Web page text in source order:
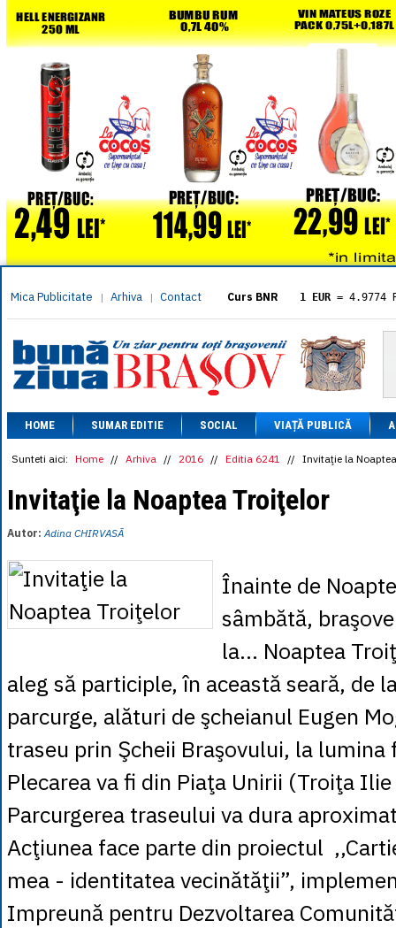
Mica Publicitate | Arhiva | Contact Curs BNR 1 EUR = 4.9774
= 5.8304
1 XAU= 464.4611
1 AED= 1.1933
1 AUD= 2.7957
1 BGN= 2.5449
1 CAD= 3.1559
1 CHF= 5.2813
1 CNY= 0.6015
1 DKK
1 EGP
1 MDL= 0.2538
= 0.2227
1 NOK = 0.4191
1 NZD
= 2.6097
1 PLN= 1.1646
1 RSD
= 0.0425
1 RUB= 0.0530
1 SEK= 0.4526
1 TRY= 0.1141
1 UAH= 0.1048
1 XDR = 5.9383
1 ZAR= 0.2318
HOME SUMAR EDITIE SOCIAL VIAȚĂ PUBLICĂ
Sunteti aici: Home // Arhiva // 2016 // Editia 6241 // Invitaţie la
Invitaţie la Noaptea Troiţelor
Autor:Adina CHIRVASÃ
Înainte de
sâmbătă,
la… Noaptea
aleg să participle, în această seară, de
parcurge, alături de şcheianul Eugen
traseu prin Şcheii Braşovului, la lumina
Plecarea va fi din Piaţa Unirii (Troiţa
Parcurgerea traseului va dura
Acţiunea face parte din proiectul
mea - identitatea vecinătăţii”,
Impreună pentru Dezvoltarea